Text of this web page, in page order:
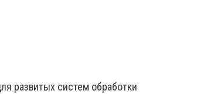
развитых систем обработки